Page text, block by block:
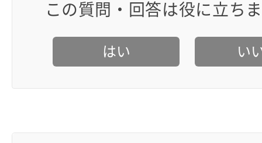
この質問・回答は役に立ち
はい い